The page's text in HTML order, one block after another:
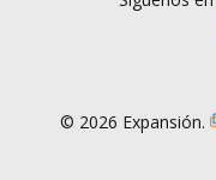
© 2026 Expansión.